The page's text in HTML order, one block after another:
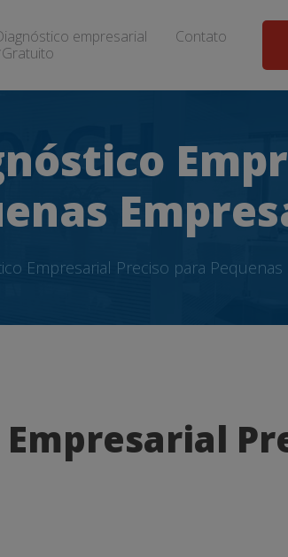
empresarial
Contato
Empresarial Preciso para Pequenas